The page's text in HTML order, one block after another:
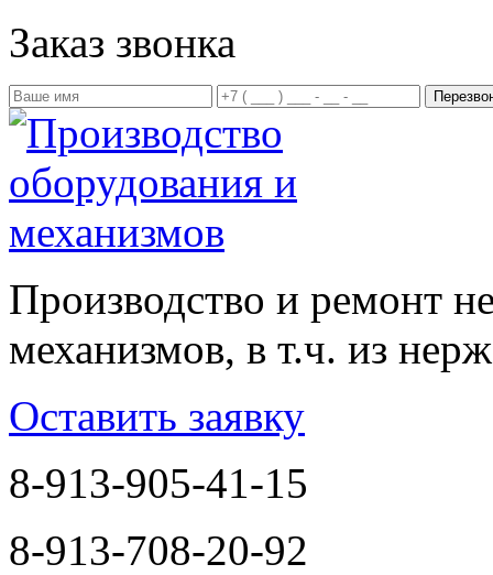
Заказ звонка
Производство и ремонт
механизмов, в т.ч. из
Оставить заявку
8-913-905-41-15
8-913-708-20-92